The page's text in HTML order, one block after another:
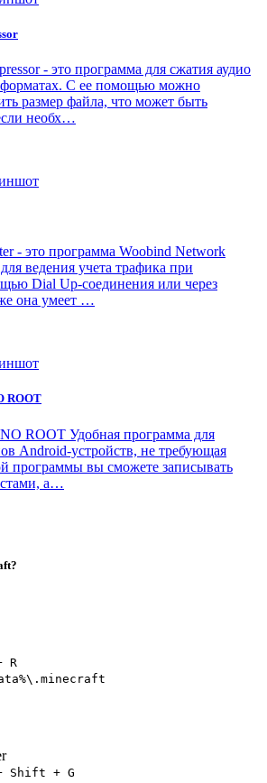
- это программа для сжатия аудио
С ее помощью можно
размер файла, что может быть
необх…
- это программа Woobind Network
ведения учета трафика при
Dial Up-соединения или через
она умеет …
ROOT
ROOT Удобная программа для
Android-устройств, не требующая
программы вы сможете записывать
а…
R
Shift + G